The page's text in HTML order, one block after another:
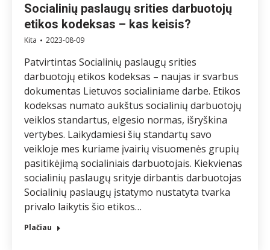
Socialinių paslaugų srities darbuotojų
etikos kodeksas – kas keisis?
Kita 2023-08-09
Patvirtintas Socialinių paslaugų srities
darbuotojų etikos kodeksas – naujas ir svarbus
dokumentas Lietuvos socialiniame darbe. Etikos
kodeksas numato aukštus socialinių darbuotojų
veiklos standartus, elgesio normas, išryškina
vertybes. Laikydamiesi šių standartų savo
veikloje mes kuriame įvairių visuomenės grupių
pasitikėjimą socialiniais darbuotojais. Kiekvienas
socialinių paslaugų srityje dirbantis darbuotojas
Socialinių paslaugų įstatymo nustatyta tvarka
privalo laikytis šio etikos…
Plačiau